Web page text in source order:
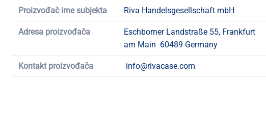
Proizvođač ime subjekta Riva Handelsgesellschaft mbH
Adresa proizvođača
Eschborner Landstraße 55, Frankfurt
am Main 60489 Germany
Kontakt proizvođača info@rivacase.com